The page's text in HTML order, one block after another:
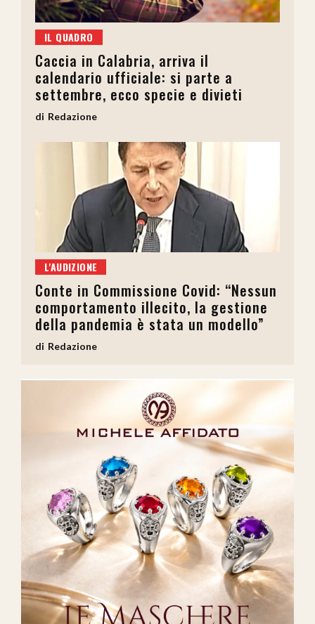
IL QUADRO
Caccia in Calabria, arriva il
calendario ufficiale: si parte a
settembre, ecco specie e divieti
Redazione
L'AUDIZIONE
Conte in Commissione Covid: “Nessun
comportamento illecito, la gestione
della pandemia è stata un modello”
Redazione